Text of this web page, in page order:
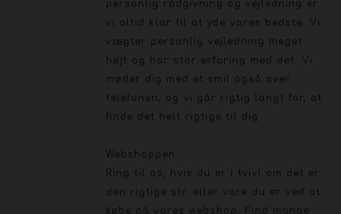
personlig rådgivning og vejledning er
vi altid klar til at yde vores bedste. Vi
vægter personlig vejledning meget
højt og har stor erfaring med det. Vi
møder dig med et smil også over
telefonen, og vi går rigtig langt for, at
finde det helt rigtige til dig
Webshoppen
Ring til os, hvis du er i tvivl om det er
den rigtige str. eller vare du er ved at
købe på vores webshop. Find mange